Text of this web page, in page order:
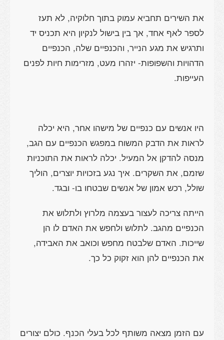
את השירים תחביא עמוק בתוך חלוקיה, לא תעז
לספר לאף אחד, אך בין בישול לנקיון היא תכניס יד
ותרגיש את מגע הנייר, והכנפיים שלה, הכנפיים
הדהויות והשפופות- יזהרו מעט, מזרימות חיות לפנים
העייפות.
היו אנשים עם כנפיים של מישהו אחר, היא יכלה
לראות את הדבק המשוח במפגש הכנפיים עם הגב,
מנסה להדקן אל המעיל. יכלה לראות את התוכניות
שזמם, את השקרים. איך נגע בזכויות יוצרים, הוליך
שולל, רכש אמון של אנשים שבטחו בו- ובגד.
הייתה צריכה לעצור בעצמה מלרוץ ולתלוש את
הכנפיים מהגב. לתלוש ולחפש את האדם לו הן
שייכות. האדם שלבטח מחפש וכואב את האבידה,
את הכנפיים להן הוא זקוק כל כך.
עם הזמן מצאה משותף לכל בעלי הכנף. כולם יצורים